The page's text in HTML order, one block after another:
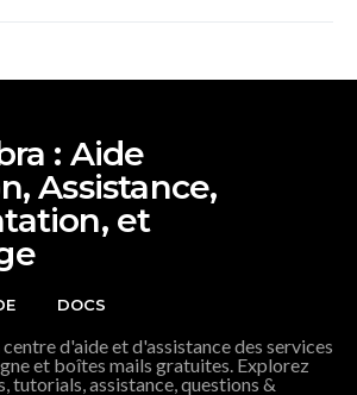
: Aide
Assistance,
et
DOCS
d'aide et d'assistance des services
et boîtes mails gratuites. Explorez
tutorials, assistance, questions &